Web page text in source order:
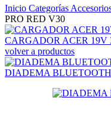
Inicio Categorías
PRO RED V30
CARGADOR ACER
volver a productos
DIADEMA